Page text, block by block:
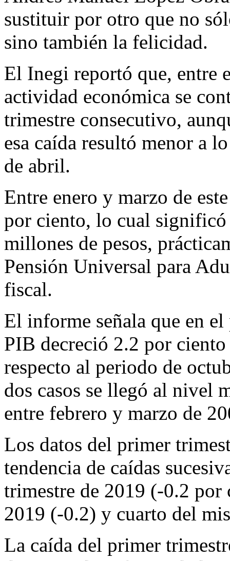
sustituir por otro que no
sino también la felicidad.
El Inegi reportó que, entre
actividad económica se
trimestre consecutivo,
esa caída resultó menor a
de abril.
Entre enero y marzo de
por ciento, lo cual
millones de pesos,
Pensión Universal para
fiscal.
El informe señala que en
PIB decreció 2.2 por
respecto al periodo de
dos casos se llegó al nivel
entre febrero y marzo de
Los datos del primer
tendencia de caídas
trimestre de 2019 (-0.2 por
2019 (-0.2) y cuarto del
La caída del primer